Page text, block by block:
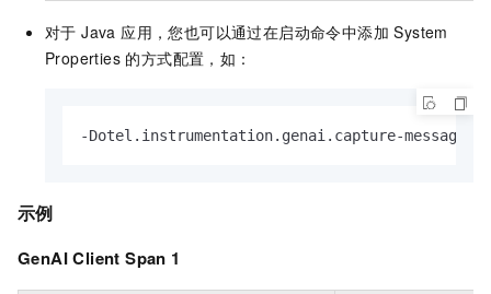
对于 Java 应用，您也可以通过在启动命令中添加 System
Properties 的方式配置，如：
-Dotel.instrumentation.genai.capture-message-
示例
GenAI Client Span 1